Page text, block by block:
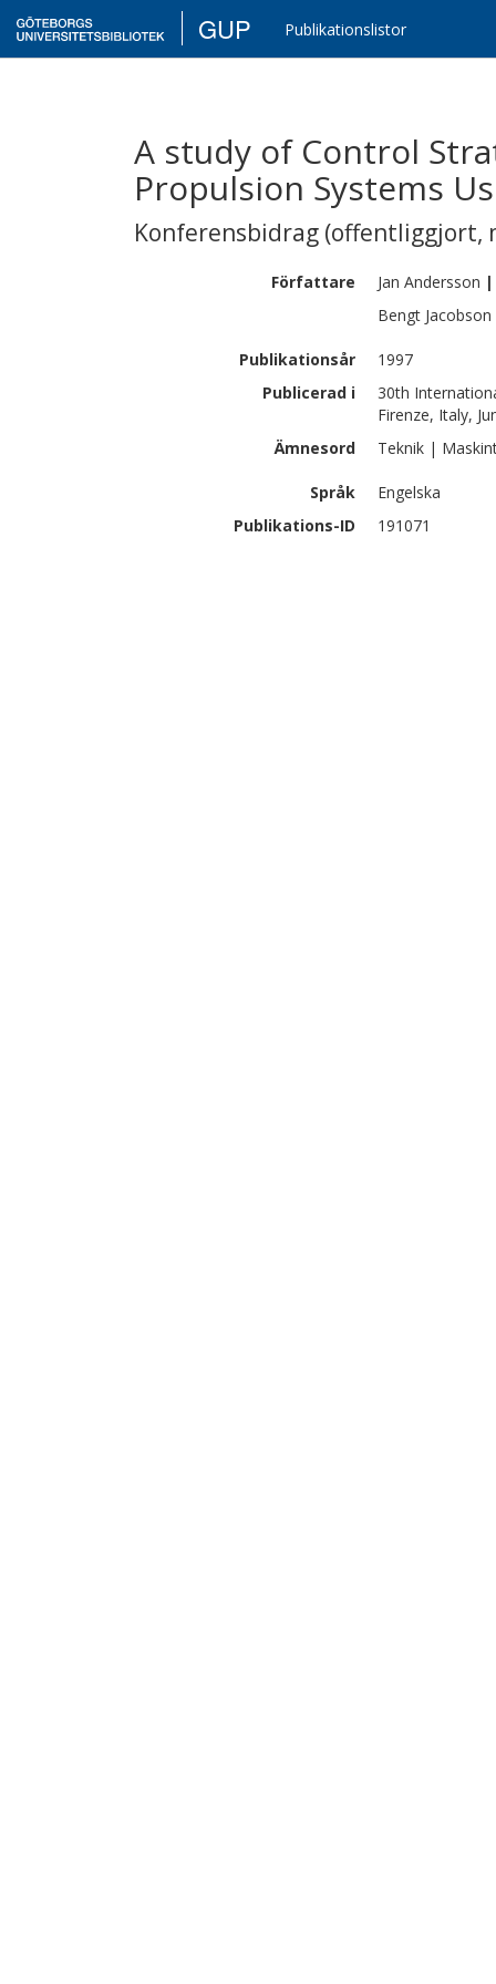
GUP Publikationslistor
A study of Control
Propulsion Systems
Konferensbidrag (offentliggjort,
Författare Jan Andersson |
Bengt Jacobson
Publikationsår
1997
Publicerad i
30th
Firenze, Italy,
Ämnesord
Teknik |
Språk
Engelska
Publikations-ID
191071